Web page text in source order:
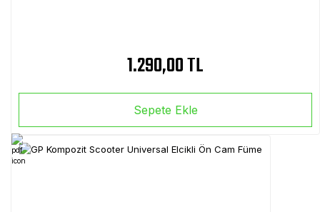
1.290,00 TL
Sepete Ekle